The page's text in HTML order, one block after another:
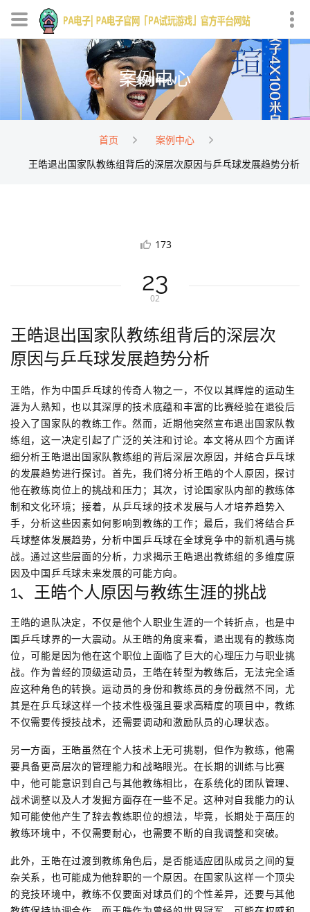
案例中心
首页
案例中心
王皓退出国家队教练组背后的深层次原因与乒乓球发展趋势分析
173
23
02
王皓退出国家队教练组背后的深层次
原因与乒乓球发展趋势分析
王皓，作为中国乒乓球的传奇人物之一，不仅以其辉煌的运动生
涯为人熟知，也以其深厚的技术底蕴和丰富的比赛经验在退役后
投入了国家队的教练工作。然而，近期他突然宣布退出国家队教
练组，这一决定引起了广泛的关注和讨论。本文将从四个方面详
细分析王皓退出国家队教练组的背后深层次原因，并结合乒乓球
的发展趋势进行探讨。首先，我们将分析王皓的个人原因，探讨
他在教练岗位上的挑战和压力；其次，讨论国家队内部的教练体
制和文化环境；接着，从乒乓球的技术发展与人才培养趋势入
手，分析这些因素如何影响到教练的工作；最后，我们将结合乒
乓球整体发展趋势，分析中国乒乓球在全球竞争中的新机遇与挑
战。通过这些层面的分析，力求揭示王皓退出教练组的多维度原
因及中国乒乓球未来发展的可能方向。
1、王皓个人原因与教练生涯的挑战
王皓的退队决定，不仅是他个人职业生涯的一个转折点，也是中
国乒乓球界的一大震动。从王皓的角度来看，退出现有的教练岗
位，可能是因为他在这个职位上面临了巨大的心理压力与职业挑
战。作为曾经的顶级运动员，王皓在转型为教练后，无法完全适
应这种角色的转换。运动员的身份和教练员的身份截然不同，尤
其是在乒乓球这样一个技术性极强且要求高精度的项目中，教练
不仅需要传授技战术，还需要调动和激励队员的心理状态。
另一方面，王皓虽然在个人技术上无可挑剔，但作为教练，他需
要具备更高层次的管理能力和战略眼光。在长期的训练与比赛
中，他可能意识到自己与其他教练相比，在系统化的团队管理、
战术调整以及人才发掘方面存在一些不足。这种对自我能力的认
知可能使他产生了辞去教练职位的想法，毕竟，长期处于高压的
教练环境中，不仅需要耐心，也需要不断的自我调整和突破。
此外，王皓在过渡到教练角色后，是否能适应团队成员之间的复
杂关系，也可能成为他辞职的一个原因。在国家队这样一个顶尖
的竞技环境中，教练不仅要面对球员们的个性差异，还要与其他